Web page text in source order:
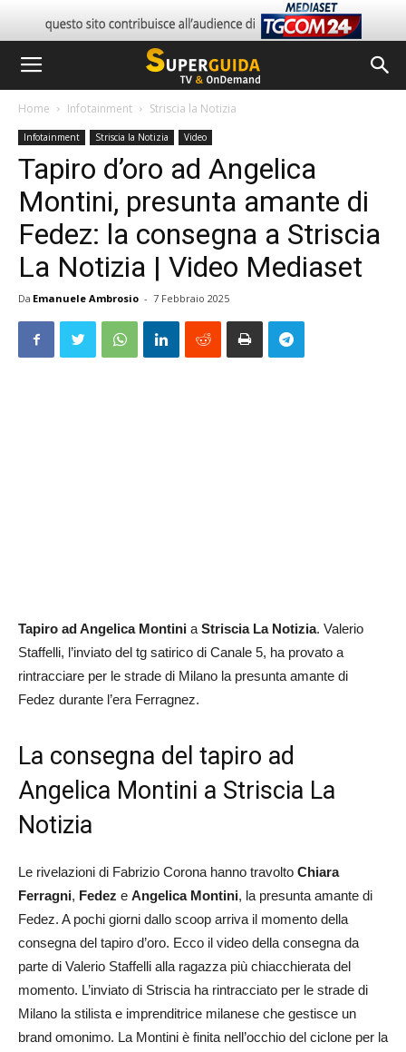
Home Infotainment Striscia la Notizia
Infotainment Striscia la Notizia Video
Tapiro d’oro ad Angelica
Montini, presunta amante di
Fedez: la consegna a Striscia
La Notizia | Video Mediaset
Da Emanuele Ambrosio - 7 Febbraio 2025
Tapiro ad Angelica Montini aStriscia La Notizia. Valerio
Staffelli, l’inviato del tg satirico di Canale 5, ha provato a
rintracciare per le strade di Milano la presunta amante di
Fedez durante l’era Ferragnez.
La consegna del tapiro ad
Angelica Montini a Striscia La
Notizia
Le rivelazioni di Fabrizio Corona hanno travolto Chiara
Ferragni, Fedez e Angelica Montini, la presunta amante di
Fedez. A pochi giorni dallo scoop arriva il momento della
consegna del tapiro d’oro. Ecco il video della consegna da
parte di Valerio Staffelli alla ragazza più chiacchierata del
momento. L’inviato di Striscia ha rintracciato per le strade di
Milano la stilista e imprenditrice milanese che gestisce un
brand omonimo. La Montini è finita nell’occhio del ciclone per la